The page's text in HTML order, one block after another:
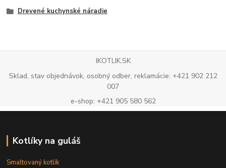
Drevené kuchynské náradie
IKOTLIK.SK
Sklad, stav objednávok, osobný odber, reklamácie: +421 902 212
007
e-shop: +421 905 580 562
Kotlíky na guláš
Smaltovaný kotlík